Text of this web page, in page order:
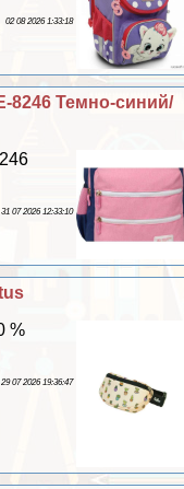
02 08 2026 1:33:18
8246 Темно-синий/
31 07 2026 12:33:10
%
29 07 2026 19:36:47